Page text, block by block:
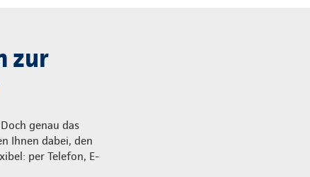
zur
genau das
Ihnen dabei, den
per Telefon, E-